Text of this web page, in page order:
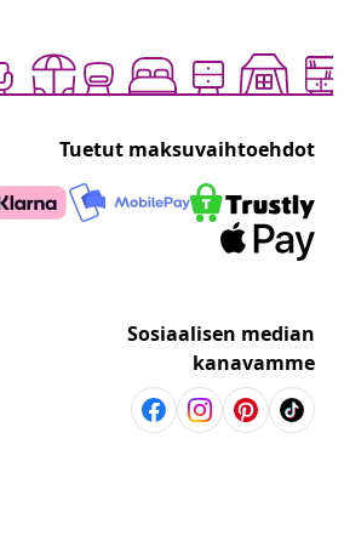
Tuetut maksuvaihtoehdot
Sosiaalisen median
kanavamme